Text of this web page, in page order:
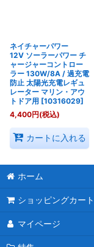
ネイチャーパワー
12V ソーラーパワー チ
ャージャーコントロー
ラー 130W/8A / 過充電
防止 太陽光充電レギュ
レーター マリン・アウ
トドア用 [10316029]
4,400円(税込)
カートに入れる
ホーム
ショッピングカート
マイページ